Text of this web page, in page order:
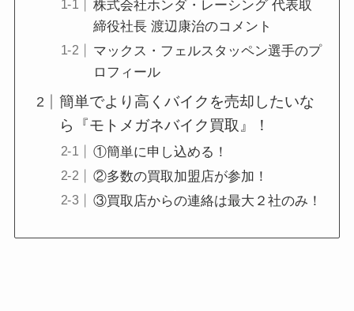
株式会社ホンダ・レーシング 代表取
締役社長 渡辺康治のコメント
マックス・フェルスタッペン選手のプ
ロフィール
簡単でより高くバイクを売却したいな
ら『モトメガネバイク買取』！
①簡単に申し込める！
②多数の買取加盟店が参加！
③買取店からの連絡は最大２社のみ！